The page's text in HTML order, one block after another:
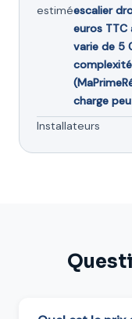
estiméescalier
euros
varie de 5
charge
Installateurs